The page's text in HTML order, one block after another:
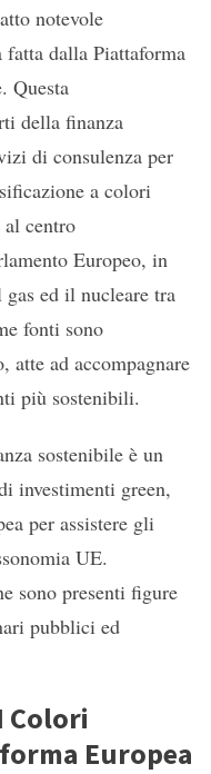
notevole
fatta dalla Piattaforma
Questa
della finanza
di consulenza per
a colori
al centro
Europeo, in
ed il nucleare tra
fonti sono
atte ad accompagnare
più sostenibili.
sostenibile è un
investimenti green,
per assistere gli
UE.
sono presenti figure
pubblici ed
Colori
Europea